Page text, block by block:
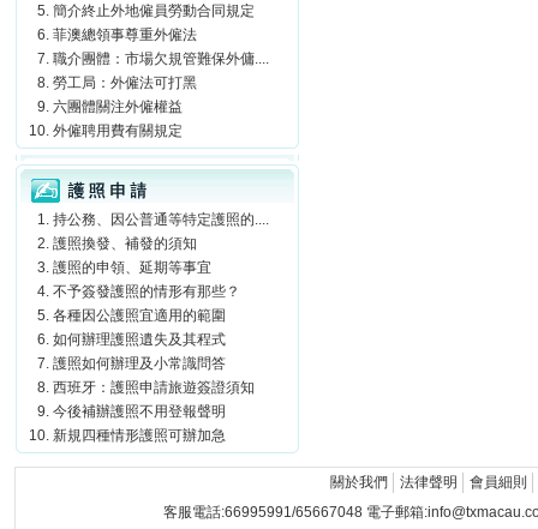
簡介終止外地僱員勞動合同規定
菲澳總領事尊重外僱法
職介團體：市場欠規管難保外傭....
勞工局：外僱法可打黑
六團體關注外僱權益
外僱聘用費有關規定
護照申請
持公務、因公普通等特定護照的....
護照換發、補發的須知
護照的申領、延期等事宜
不予簽發護照的情形有那些？
各種因公護照宜適用的範圍
如何辦理護照遺失及其程式
護照如何辦理及小常識問答
西班牙：護照申請旅遊簽證須知
今後補辦護照不用登報聲明
新規四種情形護照可辦加急
關於我們 法律聲明
會員細則
客服電話:66995991/65667048 電子郵箱